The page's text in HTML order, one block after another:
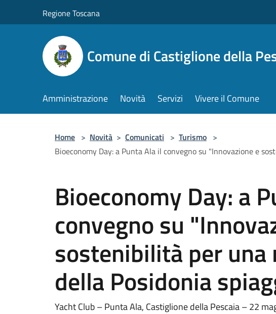
Regione Toscana
Comune di Castiglione della
Amministrazione Novità Servizi Vivere il Comune
Home > Novità > Comunicati > Turismo >
Bioeconomy Day: a Punta Ala il convegno su "Innovazione e
Bioeconomy Day: a
convegno su
sostenibilità per una
della Posidonia
Yacht Club – Punta Ala, Castiglione della Pescaia – 22